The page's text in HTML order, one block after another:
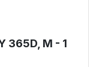
365D, M - 1